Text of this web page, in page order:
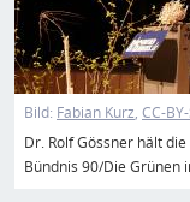
Bild: Fabian Kurz CC-
Dr. Rolf Gössner hält
Bündnis 90/Die Grünen